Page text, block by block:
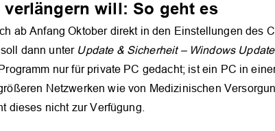
verlängern will: So geht es
ab Anfang Oktober direkt in den Einstellungen des
dann unter Update & Sicherheit – Windows Update
nur für private PC gedacht; ist ein PC in
Netzwerken wie von Medizinischen
dieses nicht zur Verfügung.